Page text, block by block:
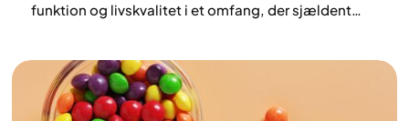
funktion og livskvalitet i et omfang, der sjældent